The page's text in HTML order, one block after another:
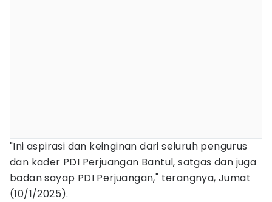
"Ini aspirasi dan keinginan dari seluruh pengurus
dan kader PDI Perjuangan Bantul, satgas dan juga
badan sayap PDI Perjuangan," terangnya, Jumat
(10/1/2025).